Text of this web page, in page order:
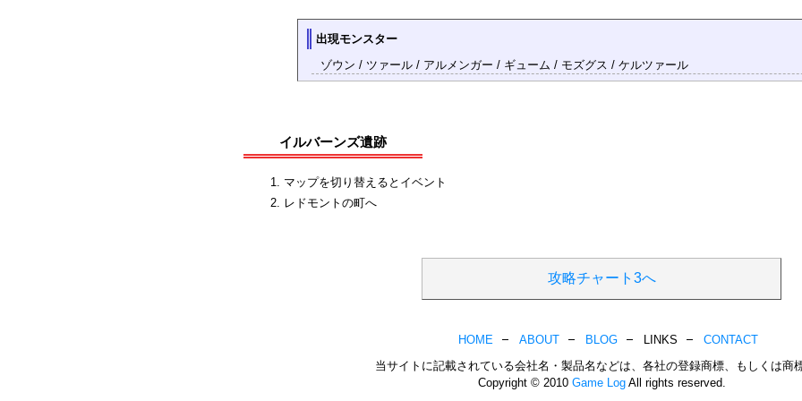
出現モンスター
ゾウン / ツァール / アルメンガー / ギューム / モズグス / ケルツァール
イルバーンズ遺跡
マップを切り替えるとイベント
レドモントの町へ
攻略チャート3へ
HOME ABOUT BLOG LINKS
CONTACT
当サイトに記載されている会社名・製品名などは、各社の登録商標、もしくは商
Copyright © 2010 Game LogAll rights reserved.